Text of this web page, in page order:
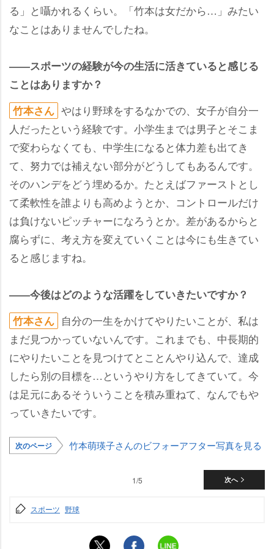
る」と囁かれるくらい。「竹本は女だから…」みたい
なことはありませんでしたね。
――スポーツの経験が今の生活に活きていると感じる
ことはありますか？
竹本さん はり野球をするなかでの、女子が自分一
人だったという経験です。小学生までは男子とそこま
で変わらなくても、中学生になると体力差も出てき
て、努力では補えない部分がどうしてもあるんです。
そのハンデをどう埋めるか。たとえばファーストとし
て柔軟性を誰よりも高めようとか、コントロールだけ
は負けないピッチャーになろうとか。差があるからと
腐らずに、考え方を変えていくことは今にも生きてい
ると感じますね。
――今後はどのような活躍をしていきたいですか？
竹本さん 自分の一生をかけてやりたいことが、私は
まだ見つかっていないんです。これまでも、中長期的
にやりたいことを見つけてとことんやり込んで、達成
したら別の目標を…というやり方をしてきていて。今
は足元にあるそういうことを積み重ねて、なんでも
っていきたいです。
次のページ 竹本萌瑛子さんのビフォーアフター写真を見る
次へ
1/5
スポーツ 野球